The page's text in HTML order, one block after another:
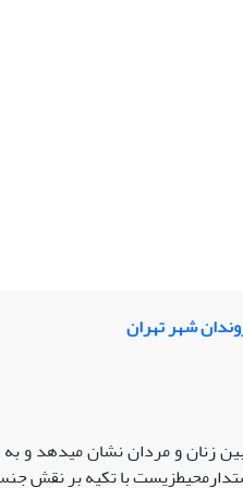
شهر تهران
زنان و مردان نشان می­دهد و
با تکیه بر نقش